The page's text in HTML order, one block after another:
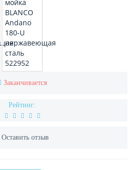
Заканчивается
Рейтинг:
Оставить отзыв